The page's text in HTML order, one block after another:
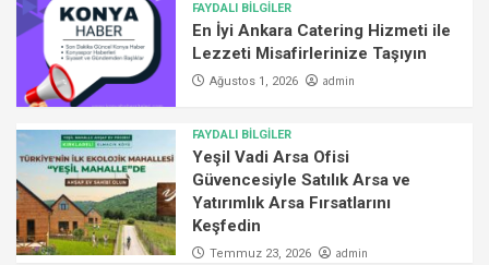
FAYDALI BİLGİLER
En İyi Ankara Catering Hizmeti ile
Lezzeti Misafirlerinize Taşıyın
Ağustos 1, 2026 admin
FAYDALI BİLGİLER
Yeşil Vadi Arsa Ofisi
Güvencesiyle Satılık Arsa ve
Yatırımlık Arsa Fırsatlarını
Keşfedin
Temmuz 23, 2026 admin